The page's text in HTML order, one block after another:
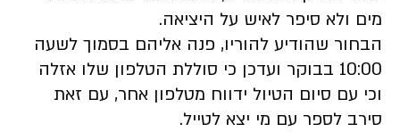
מים ולא סיפר לאיש על היציאה.
הבחור שהודיע להוריו, פנה אליהם בסמוך לשעה
10:00 בבוקר ועדכן כי סוללת הטלפון שלו אזלה
וכי עם סיום הטיול ידווח מטלפון אחר, עם זאת
סירב לספר עם מי יצא לטייל.